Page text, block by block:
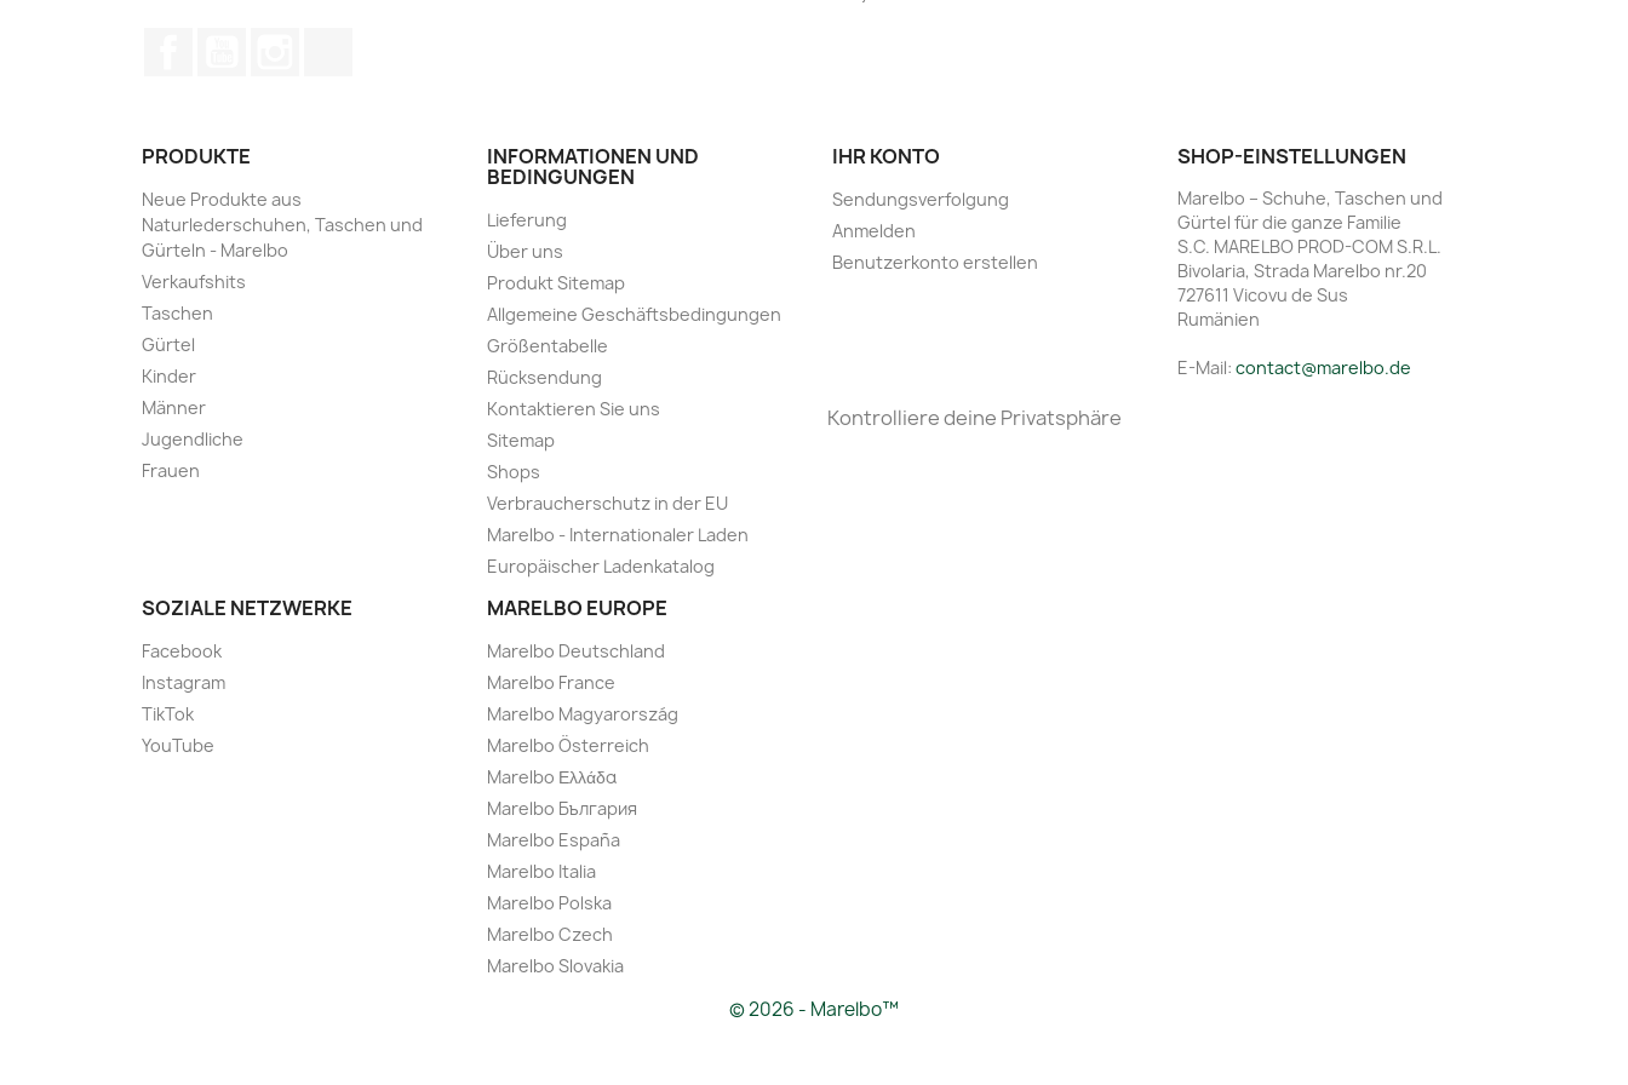
PRODUKTE
Neue Produkte aus
Naturlederschuhen, Taschen und
Gürteln - Marelbo
Verkaufshits
Taschen
Gürtel
Kinder
Männer
Jugendliche
Frauen
INFORMATIONEN UND
BEDINGUNGEN
Lieferung
Über uns
Produkt Sitemap
Allgemeine Geschäftsbedingungen
Größentabelle
Rücksendung
Kontaktieren Sie uns
Sitemap
Shops
Verbraucherschutz in der EU
Marelbo - Internationaler Laden
Europäischer Ladenkatalog
SOZIALE NETZWERKE
Facebook
Instagram
TikTok
YouTube
MARELBO EUROPE
Marelbo Deutschland
Marelbo France
Marelbo Magyarország
Marelbo Österreich
Marelbo Ελλάδα
Marelbo България
Marelbo España
Marelbo Italia
Marelbo Polska
Marelbo Czech
Marelbo Slovakia
IHR KONTO
Sendungsverfolgung
Anmelden
Benutzerkonto erstellen
SHOP-EINSTELLUNGEN
Marelbo – Schuhe, Taschen und
Gürtel für die ganze Familie
S.C. MARELBO PROD-COM S.R.L.
Bivolaria, Strada Marelbo nr.20
727611 Vicovu de Sus
Rumänien
E-Mail: contact@marelbo.de
Kontrolliere deine Privatsphäre
© 2026 - Marelbo™